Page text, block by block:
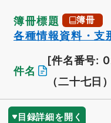
簿冊標題 簿冊
各種情報資料・支
件名
[件名番号:
（二十七日）
目録詳細を開く